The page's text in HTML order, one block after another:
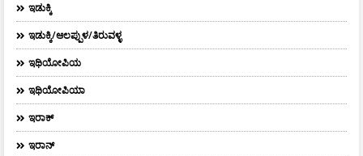
ಇಡುಕ್ಕಿ
ಇಡುಕ್ಕಿ/ಆಲಪ್ಪುಳ/ತಿರುವಳ್ಳ
ಇಥಿಯೋಪಿಯ
ಇಥಿಯೋಪಿಯಾ
ಇರಾಕ್‌
ಇರಾನ್